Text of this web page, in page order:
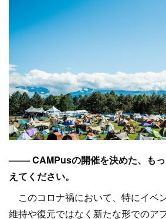
–––– CAMPusの開催を決めた、も
えてください。
このコロナ禍において、特にイベ
維持や復元ではなく新たな形でのア